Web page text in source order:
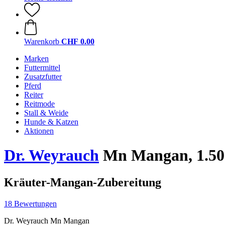
Warenkorb CHF 0.00
Marken
Futtermittel
Zusatzfutter
Pferd
Reiter
Reitmode
Stall & Weide
Hunde & Katzen
Aktionen
Dr. Weyrauch Mn Mangan,
Kräuter-Mangan-Zubereitung
18 Bewertungen
Dr. Weyrauch Mn Mangan